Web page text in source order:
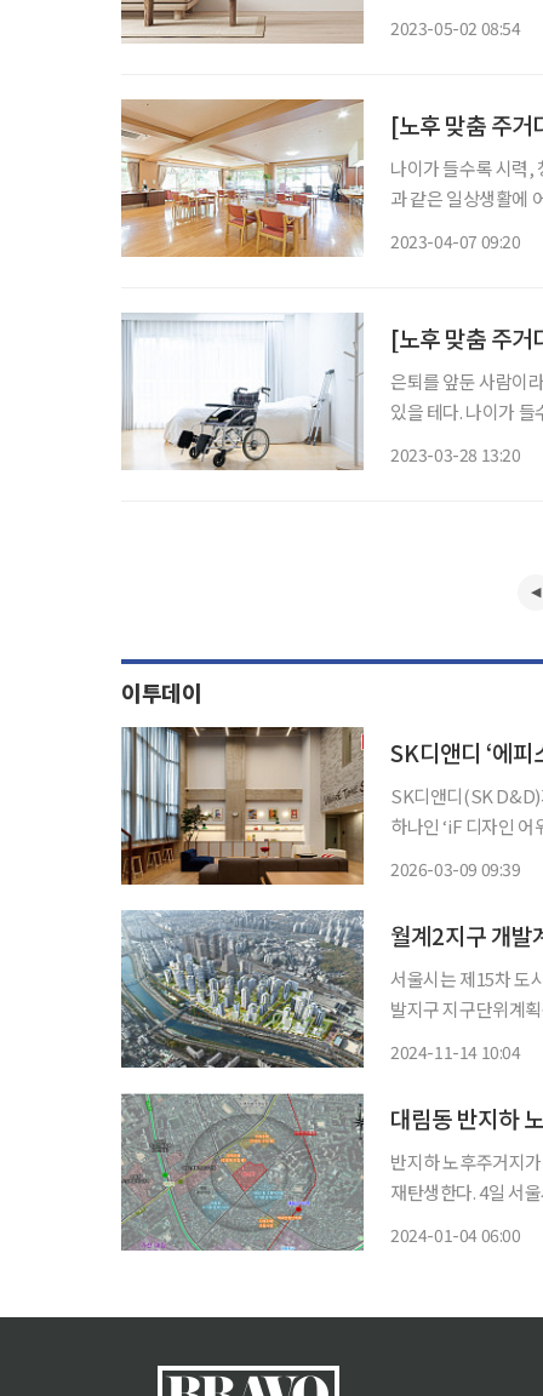
2023-05-02 08:54
[노후 맞춤 주거
나이가 들수록 시력,
과 같은 일상생활에
2023-04-07 09:20
은퇴를 앞둔 사람이
있을 테다. 나이가
2023-03-28 13:20
이투데이
SK디앤디 ‘에
SK디앤디(SK D&D)
하나인 ‘iF 디자인
2026-03-09 09:39
월계2지구 개
서울시는 제15차 도
발지구 지구단위계획구
2024-11-14 10:04
반지하 노후주거지
재탄생한다. 4일 서울시는 영등포구 대림동 855-1번지 일대 재개발 신속통합기획을 확정했
2024-01-04 06:00